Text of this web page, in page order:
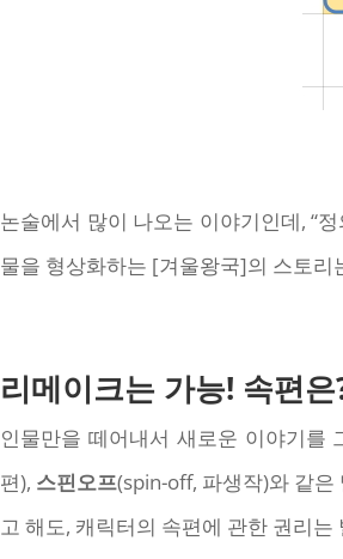
논술에서 많이 나오는 이야기인데, “
물을 형상화하는 [겨울왕국]의 스토리
리메이크는 가능! 속편
인물만을 떼어내서 새로운 이야기를
편), 스핀오프(spin-off, 파생작)와 같
고 해도, 캐릭터의 속편에 관한 권리는